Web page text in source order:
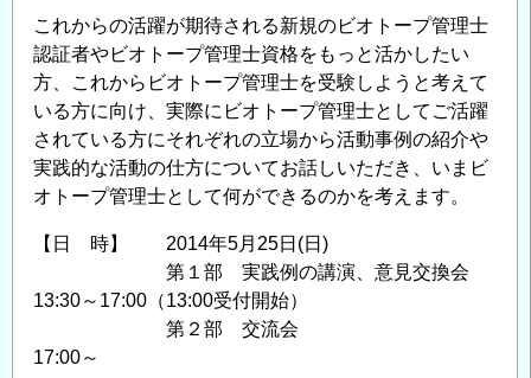
セ
ナ
ー
大
阪
場
設
CPD
これからの活躍が期待される新規のビオトープ管理士
認証者やビオトープ管理士資格をもっと活かしたい
方、これからビオトープ管理士を受験しようと考えて
いる方に向け、実際にビオトープ管理士としてご活躍
されている方にそれぞれの立場から活動事例の紹介や
実践的な活動の仕方についてお話しいただき、いまビ
オトープ管理士として何ができるのかを考えます。
【日 時】 2014年5月25日(日)
第１部 実践例の講演、意見交換会
13:30～17:00（13:00受付開始）
第２部 交流会
17:00～